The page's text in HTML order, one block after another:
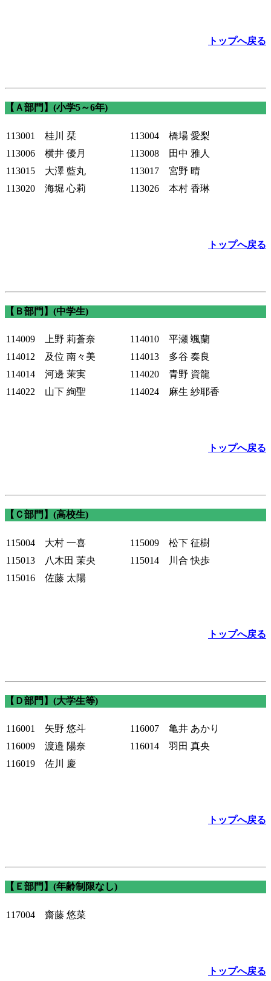
トップへ戻る
【Ａ部門】(小学5～6年)
113001 桂川 栞
113004 橋場 愛梨
113006 横井 優月
113008 田中 雅人
113015 大澤 藍丸
113017 宮野 晴
113020 海堀 心莉
113026 本村 香琳
トップへ戻る
【Ｂ部門】(中学生)
114009 上野 莉蒼奈
114010 平瀬 颯蘭
114012 及位 南々美
114013 多谷 奏良
114014 河邊 茉実
114020 青野 資龍
114022 山下 絢聖
114024 麻生 紗耶香
トップへ戻る
【Ｃ部門】(高校生)
115004 大村 一喜
115009 松下 征樹
115013 八木田 茉央
115014 川合 快歩
115016 佐藤 太陽
トップへ戻る
【Ｄ部門】(大学生等)
116001 矢野 悠斗
116007 亀井 あかり
116009 渡邉 陽奈
116014 羽田 真央
116019 佐川 慶
トップへ戻る
【Ｅ部門】(年齢制限なし)
117004 齋藤 悠菜
トップへ戻る